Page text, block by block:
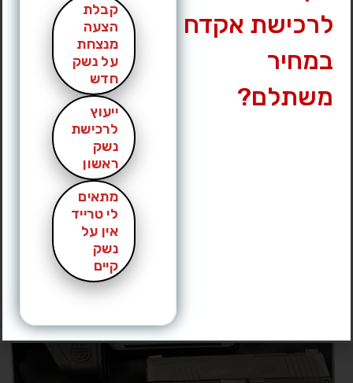
ב2000 ערכת ה-KPOS Scout מבית FAB Defense היא מערכת
הסבה ( Pistol Conversion Kit ) ההופכת אקדח גלוק לנשק דמוי
לרכישת אקדח
במחיר
משתלם?
קבלת
הצעה
מנצחת
על נשק
חדש
ייעוץ
לרכישת
נשק
ראשון
מתאים
לי טרייד
אין על
נשק
קיים